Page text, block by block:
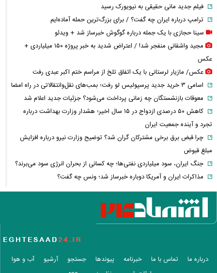
فیلم جدید مانی حقیقی به نیویورک رسید
ترامپ درباره ایران چه گفت؟ / برای بزرگ‌ترین حمله آماده‌ایم
سینا حجازی با یک جمله درباره گوگوش خبرساز شد + ویدئو
مجید واشقانی منفجر شد! / اعتراض شدید به خبر پروژه ۱۵۰ میلیاردی +
عکس
عکس/ مازیار لرستانی با یک اتفاق تلخ از مراسم ختم اکبر عبدی رفت
اسامی ۳ خرید جدید پرسپولیس لو رفت؛ بمب‌های نقل‌وانتقالاتی در راه امضا
معوقات بازنشستگان چه زمانی پرداخت می‌شود؟ جزئیات جدید اعلام شد
کاهش ۵۰ درصدی ازدواج در ۱۵ سال اخیر؛ هشدار وزارت بهداشت درباره
تجرد و آینده جمعیت ایران
چرا قبض برق برخی مشترکان گران شد؟ توضیح وزارت نیرو درباره افزایش
مبلغ قبوض
جنگ ایران، سود میلیاردی نفتی‌ها؛ چه کسانی از بحران انرژی سود می‌برند؟
مذاکرات ایران و آمریکا دوباره خبرساز شد؛ ونس چه گفت؟
وقتی درمان خصوصی لوکس می‌شود؛ سهم هزینه‌های پزشکی از حقوق مردم
چقدر است؟
بازار سهام جان گرفت؛ نقدینگی چرا دوباره به بورس برگشت؟
وضعیت هواشناسی امروز
ماجرای استعفای مسعود پزشکیان چیست؟ / جزئیات موضع رئیس‌جمهور و
درباره ما تماس با ما خبرنامه پیوندها جستجو آرشیو
آب و هوا